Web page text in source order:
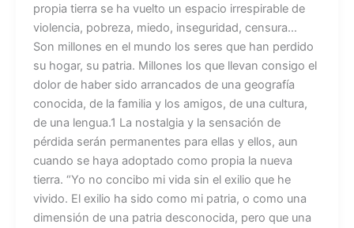
propia tierra se ha vuelto un espacio irrespirable de
violencia, pobreza, miedo, inseguridad, censura…
Son millones en el mundo los seres que han perdido
su hogar, su patria. Millones los que llevan consigo el
dolor de haber sido arrancados de una geografía
conocida, de la familia y los amigos, de una cultura,
de una lengua.1 La nostalgia y la sensación de
pérdida serán permanentes para ellas y ellos, aun
cuando se haya adoptado como propia la nueva
tierra. “Yo no concibo mi vida sin el exilio que he
vivido. El exilio ha sido como mi patria, o como una
dimensión de una patria desconocida, pero que una